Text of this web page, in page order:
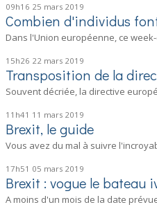
09h16 25 mars 2019
Combien d'individus
Dans l'Union européenne, ce
15h26 22 mars 2019
Transposition de la
Souvent décriée, la directive
11h41 11 mars 2019
Brexit, le guide
Vous avez du mal à suivre
17h51 05 mars 2019
Brexit : vogue le bateau
A moins d'un mois de la date